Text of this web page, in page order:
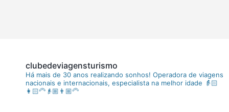
clubedeviagensturismo
Há mais de 30 anos realizando sonhos! Operadora de viagens
nacionais e internacionais, especialista na melhor idade 👵🏻
👩🏻‍🦳👴🏼👨🏼‍🦳